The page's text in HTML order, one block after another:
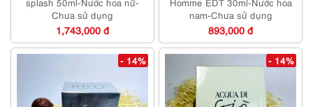
Chưa sử dụng
1,743,000 đ
nam-Chưa sử dụng
893,000 đ
- 14% - 14%